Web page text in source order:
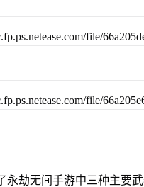
永劫无间手游中三种主要